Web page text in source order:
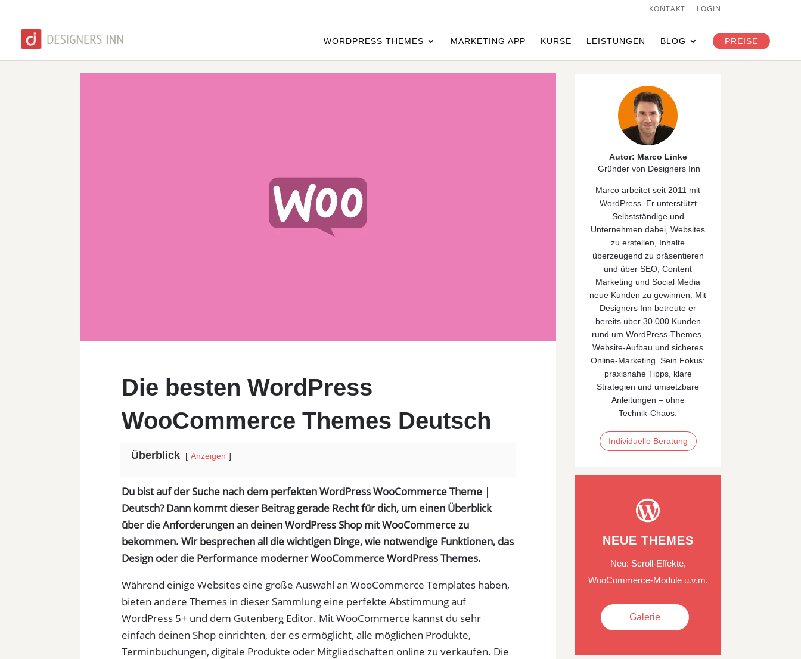
KONTAKT LOGIN
WORDPRESS THEMES MARKETING APP KURSE LEISTUNGEN BLOG PREISE
Die besten WordPress
WooCommerce Themes Deutsch
Überblick Anzeigen
Du bist auf der Suche nach dem perfekten WordPress WooCommerce Theme |
Deutsch? Dann kommt dieser Beitrag gerade Recht für dich, um einen Überblick
über die Anforderungen an deinen WordPress Shop mit WooCommerce zu
bekommen. Wir besprechen all die wichtigen Dinge, wie notwendige Funktionen, das
Design oder die Performance moderner WooCommerce WordPress Themes.
Während einige Websites eine große Auswahl an WooCommerce Templates haben,
bieten andere Themes in dieser Sammlung eine perfekte Abstimmung auf
WordPress 5+ und dem Gutenberg Editor. Mit WooCommerce kannst du sehr
einfach deinen Shop einrichten, der es ermöglicht, alle möglichen Produkte,
Terminbuchungen, digitale Produkte oder Mitgliedschaften online zu verkaufen. Die
Autor: Marco Linke
Gründer von Designers Inn
Marco arbeitet seit 2011 mit
WordPress. Er unterstützt
Selbstständige und
Unternehmen dabei, Websites
zu erstellen, Inhalte
überzeugend zu präsentieren
und über SEO, Content
Marketing und Social Media
neue Kunden zu gewinnen. Mit
Designers Inn betreute er
bereits über 30.000 Kunden
rund um WordPress-Themes,
Website-Aufbau und sicheres
Online‑Marketing. Sein Fokus:
praxisnahe Tipps, klare
Strategien und umsetzbare
Anleitungen – ohne
Technik‑Chaos.
Individuelle Beratung

NEUE THEMES
Neu: Scroll-Effekte,
WooCommerce-Module u.v.m.
Galerie